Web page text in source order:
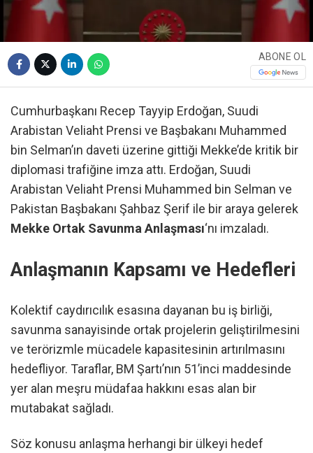
ABONE OL
Cumhurbaşkanı Recep Tayyip Erdoğan, Suudi
Arabistan Veliaht Prensi ve Başbakanı Muhammed
bin Selman’ın daveti üzerine gittiği Mekke’de kritik bir
diplomasi trafiğine imza attı. Erdoğan, Suudi
Arabistan Veliaht Prensi Muhammed bin Selman ve
Pakistan Başbakanı Şahbaz Şerif ile bir araya gelerek
Mekke Ortak Savunma Anlaşması‘nı imzaladı.
Anlaşmanın Kapsamı ve Hedefleri
Kolektif caydırıcılık esasına dayanan bu iş birliği,
savunma sanayisinde ortak projelerin geliştirilmesini
ve terörizmle mücadele kapasitesinin artırılmasını
hedefliyor. Taraflar, BM Şartı’nın 51’inci maddesinde
yer alan meşru müdafaa hakkını esas alan bir
mutabakat sağladı.
Söz konusu anlaşma herhangi bir ülkeyi hedef